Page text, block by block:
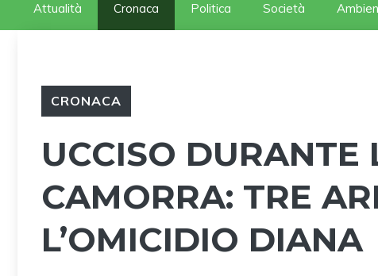
Attualità Cronaca Politica Società
CRONACA
UCCISO DURANTE
CAMORRA: TRE
L’OMICIDIO DIANA